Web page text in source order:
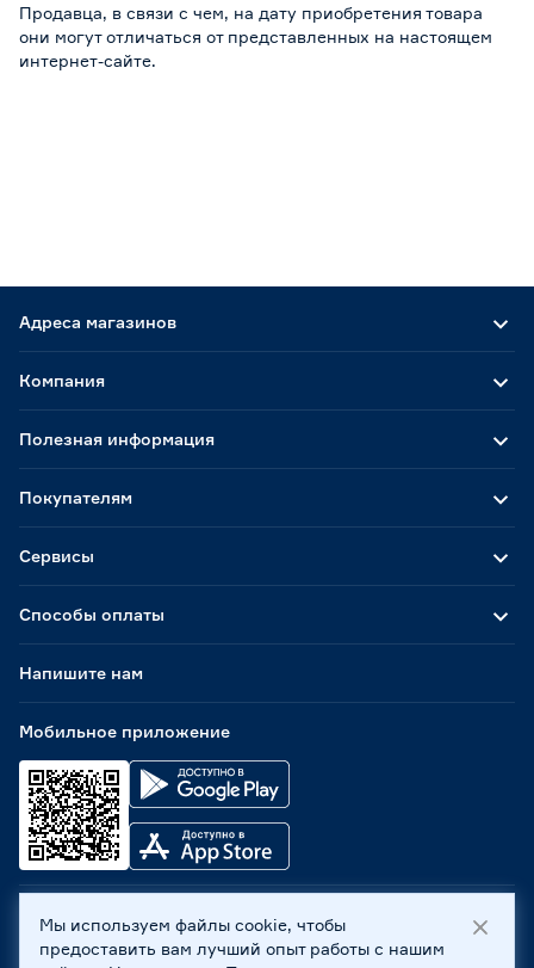
Продавца, в связи с чем, на дату приобретения товара
они могут отличаться от представленных на настоящем
интернет-сайте.
Адреса магазинов
Способы оплаты
Мобильное приложение
Компания
Полезная информация
Покупателям
Сервисы
Напишите нам
ООО «Бауцентр Рус» 2004 -2026, 236029, г. Калининград,
ул. А.Невского, 205. ИНН 7702596813, КПП 390601001 ©
Мы используем файлы cookie, чтобы
предоставить вам лучший опыт работы с нашим